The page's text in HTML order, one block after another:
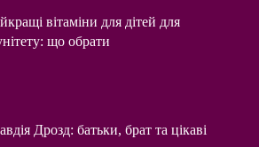
вітаміни для дітей для
що обрати
Дрозд: батьки, брат та цікаві